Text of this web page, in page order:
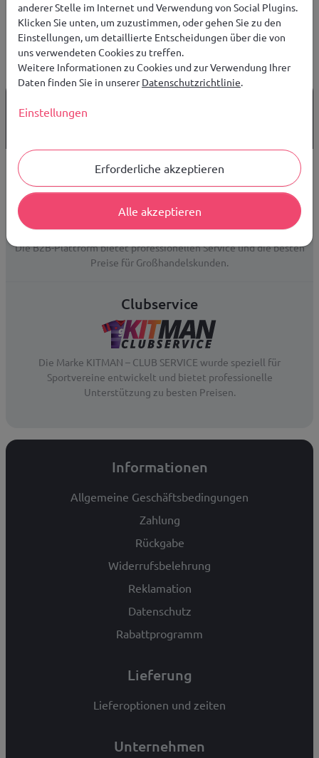
Großhandel
Die B2B-Plattform bietet professionellen Service und die besten
Preise für Großhandelskunden.
Clubservice
Die Marke KITMAN – CLUB SERVICE wurde speziell für
Sportvereine entwickelt und bietet professionelle
Unterstützung zu besten Preisen.
Informationen
Allgemeine Geschäftsbedingungen
Zahlung
Rückgabe
Widerrufsbelehrung
Reklamation
Datenschutz
Rabattprogramm
Lieferung
Lieferoptionen und zeiten
Unternehmen
anderer Stelle im Internet und Verwendung von Social Plugins.
Klicken Sie unten, um zuzustimmen, oder gehen Sie zu den
Einstellungen, um detaillierte Entscheidungen über die von
uns verwendeten Cookies zu treffen.
Weitere Informationen zu Cookies und zur Verwendung Ihrer
Daten finden Sie in unsererDatenschutzrichtlinie.
Einstellungen
Erforderliche akzeptieren
Alle akzeptieren